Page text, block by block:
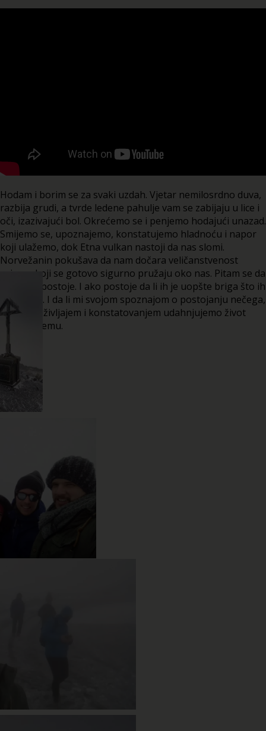
Hodam i borim se za svaki uzdah. Vjetar nemilosrdno duva,
razbija grudi, a tvrde ledene pahulje vam se zabijaju u lice i
oči, izazivajući bol. Okrećemo se i penjemo hodajući unazad.
Smijemo se, upoznajemo, konstatujemo hladnoću i napor
koji ulažemo, dok Etna vulkan nastoji da nas slomi.
Norvežanin pokušava da nam dočara veličanstvenost
prizora koji se gotovo sigurno pružaju oko nas. Pitam se da
li uopšte postoje. I ako postoje da li ih je uopšte briga što ih
ne vidimo. I da li mi svojom spoznajom o postojanju nečega,
čulnim doživljajem i konstatovanjem udahnjujemo život
tome nečemu.